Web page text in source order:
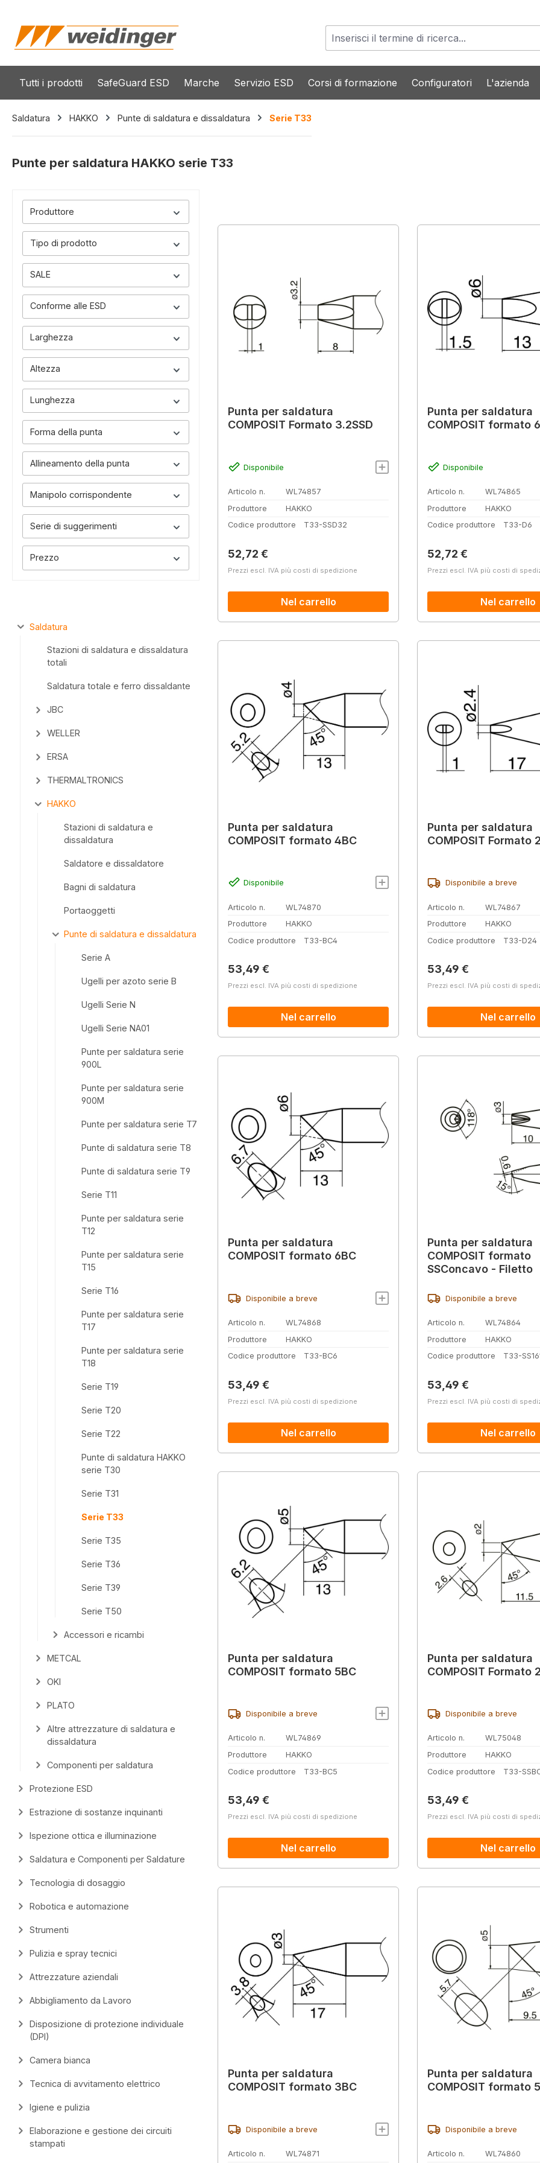
Tutti i prodotti SafeGuard ESD Marche Servizio ESD Corsi di formazione Configuratori L'azienda
Saldatura HAKKO Punte di saldatura e dissaldatura Serie T33
Punte per saldatura HAKKO serie T33
Produttore
Tipo di prodotto
SALE
Conforme alle ESD
Larghezza
Altezza
Lunghezza
Forma della punta
Allineamento della punta
Manipolo corrispondente
Serie di suggerimenti
Prezzo
Saldatura
Stazioni di saldatura e dissaldatura
totali
Saldatura totale e ferro dissaldante
JBC
WELLER
ERSA
THERMALTRONICS
HAKKO
Stazioni di saldatura e
dissaldatura
Saldatore e dissaldatore
Bagni di saldatura
Portaoggetti
Punte di saldatura e dissaldatura
Serie A
Ugelli per azoto serie B
Ugelli Serie N
Ugelli Serie NA01
Punte per saldatura serie
900L
Punte per saldatura serie
900M
Punte per saldatura serie T7
Punte di saldatura serie T8
Punte di saldatura serie T9
Serie T11
Punte per saldatura serie
T12
Punte per saldatura serie
T15
Serie T16
Punte per saldatura serie
T17
Punte per saldatura serie
T18
Serie T19
Serie T20
Serie T22
Punte di saldatura HAKKO
serie T30
Serie T31
Serie T33
Serie T35
Serie T36
Serie T39
Serie T50
Accessori e ricambi
METCAL
OKI
PLATO
Altre attrezzature di saldatura e
dissaldatura
Componenti per saldatura
Protezione ESD
Estrazione di sostanze inquinanti
Ispezione ottica e illuminazione
Saldatura e Componenti per Saldature
Tecnologia di dosaggio
Robotica e automazione
Strumenti
Pulizia e spray tecnici
Attrezzature aziendali
Abbigliamento da Lavoro
Disposizione di protezione individuale
(DPI)
Camera bianca
Tecnica di avvitamento elettrico
Igiene e pulizia
Elaborazione e gestione dei circuiti
stampati
Punta per saldatura
COMPOSIT Formato 3.2SSD
Disponibile
Articolo n.
WL74857
Produttore
HAKKO
Codice produttore
T33-SSD32
Prezzo normale:
52,72 €
Prezzi escl. IVA più costi di spedizione
Nel carrello
Punta per saldatura
COMPOSIT formato
Disponibile
Articolo n.
WL74865
Produttore
HAKKO
Codice produttore
T33-D6
Prezzo normale:
52,72 €
Prezzi escl. IVA più costi di
Nel carrello
Punta per saldatura
COMPOSIT formato 4BC
Disponibile
Articolo n.
WL74870
Produttore
HAKKO
Codice produttore
T33-BC4
Prezzo normale:
53,49 €
Prezzi escl. IVA più costi di spedizione
Nel carrello
Punta per saldatura
COMPOSIT Formato
Disponibile a breve
Articolo n.
WL74867
Produttore
HAKKO
Codice produttore
T33-D24
Prezzo normale:
53,49 €
Prezzi escl. IVA più costi di
Nel carrello
Punta per saldatura
COMPOSIT formato 6BC
Disponibile a breve
Articolo n.
WL74868
Produttore
HAKKO
Codice produttore
T33-BC6
Prezzo normale:
53,49 €
Prezzi escl. IVA più costi di spedizione
Nel carrello
Punta per saldatura
COMPOSIT formato
SSConcavo - Filetto
Disponibile a breve
Articolo n.
WL74864
Produttore
HAKKO
Codice produttore
T33-
Prezzo normale:
53,49 €
Prezzi escl. IVA più costi di
Nel carrello
Punta per saldatura
COMPOSIT formato 5BC
Disponibile a breve
Articolo n.
WL74869
Produttore
HAKKO
Codice produttore
T33-BC5
Prezzo normale:
53,49 €
Prezzi escl. IVA più costi di spedizione
Nel carrello
Punta per saldatura
COMPOSIT Formato
Disponibile a breve
Articolo n.
WL75048
Produttore
HAKKO
Codice produttore
T33-
Prezzo normale:
53,49 €
Prezzi escl. IVA più costi di
Nel carrello
Punta per saldatura
COMPOSIT formato 3BC
Disponibile a breve
Articolo n. WL74871
Punta per saldatura
COMPOSIT formato
Disponibile a breve
Articolo n. WL74860